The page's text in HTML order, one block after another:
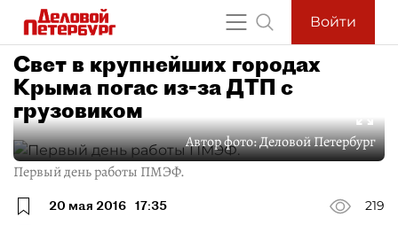
Войти
Свет в крупнейших городах
Крыма погас из-за ДТП с
грузовиком
Автор фото:Деловой Петербург
Первый день работы ПМЭФ.
20 мая 2016 17:35
219